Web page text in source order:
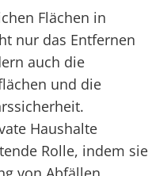
Flächen in
nur das Entfernen
auch die
und die
Haushalte
Rolle, indem sie